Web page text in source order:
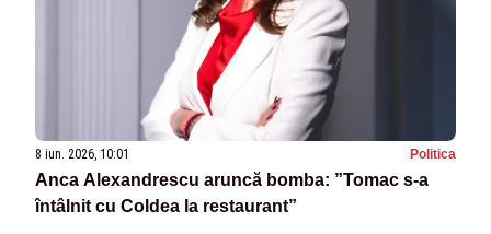
8 iun. 2026, 10:01 Politica
Anca Alexandrescu aruncă bomba: ”Tomac s-a
întâlnit cu Coldea la restaurant”